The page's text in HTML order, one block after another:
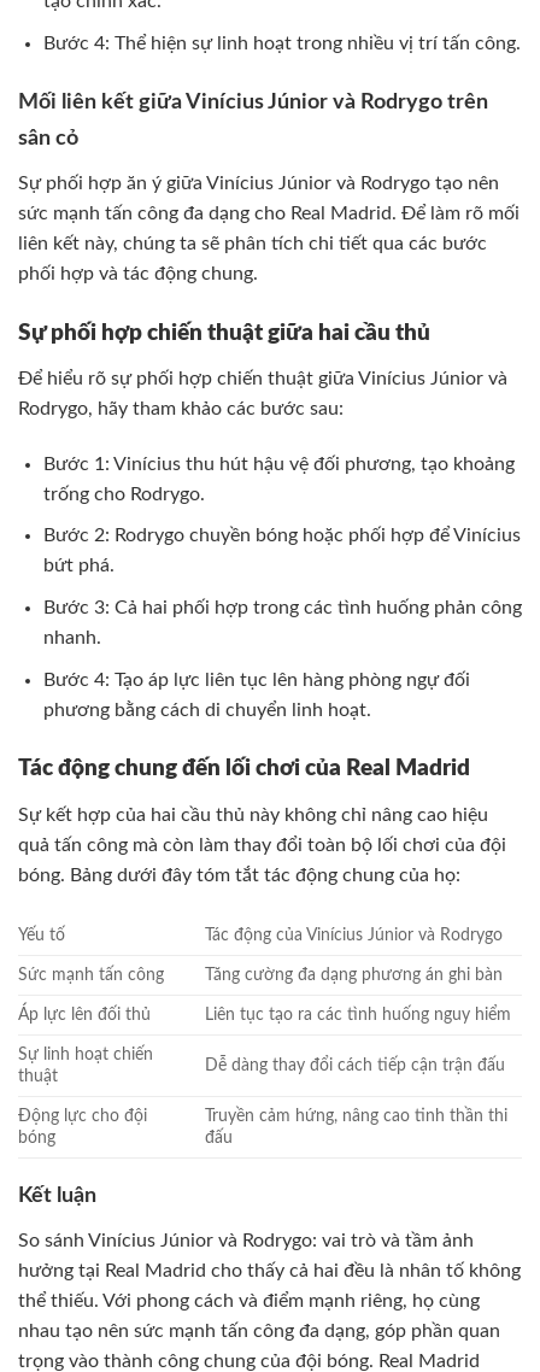
Bước 4: Thể hiện sự linh hoạt trong nhiều vị trí tấn công.
Mối liên kết giữa Vinícius Júnior và Rodrygo trên
sân cỏ
Sự phối hợp ăn ý giữa Vinícius Júnior và Rodrygo tạo nên
sức mạnh tấn công đa dạng cho Real Madrid. Để làm rõ mối
liên kết này, chúng ta sẽ phân tích chi tiết qua các bước
phối hợp và tác động chung.
Sự phối hợp chiến thuật giữa hai cầu thủ
Để hiểu rõ sự phối hợp chiến thuật giữa Vinícius Júnior và
Rodrygo, hãy tham khảo các bước sau:
Bước 1: Vinícius thu hút hậu vệ đối phương, tạo khoảng
trống cho Rodrygo.
Bước 2: Rodrygo chuyền bóng hoặc phối hợp để Vinícius
bứt phá.
Bước 3: Cả hai phối hợp trong các tình huống phản công
nhanh.
Bước 4: Tạo áp lực liên tục lên hàng phòng ngự đối
phương bằng cách di chuyển linh hoạt.
Tác động chung đến lối chơi của Real Madrid
Sự kết hợp của hai cầu thủ này không chỉ nâng cao hiệu
quả tấn công mà còn làm thay đổi toàn bộ lối chơi của đội
bóng. Bảng dưới đây tóm tắt tác động chung của họ:
Yếu tố Tác động của Vinícius Júnior và Rodrygo
Sức mạnh tấn công Tăng cường đa dạng phương án ghi bàn
Áp lực lên đối thủ Liên tục tạo ra các tình huống nguy hiểm
Sự linh hoạt chiến
thuật
Dễ dàng thay đổi cách tiếp cận trận đấu
Động lực cho đội
bóng
Truyền cảm hứng, nâng cao tinh thần thi
đấu
Kết luận
So sánh Vinícius Júnior và Rodrygo: vai trò và tầm ảnh
hưởng tại Real Madrid cho thấy cả hai đều là nhân tố không
thể thiếu. Với phong cách và điểm mạnh riêng, họ cùng
nhau tạo nên sức mạnh tấn công đa dạng, góp phần quan
trọng vào thành công chung của đội bóng. Real Madrid